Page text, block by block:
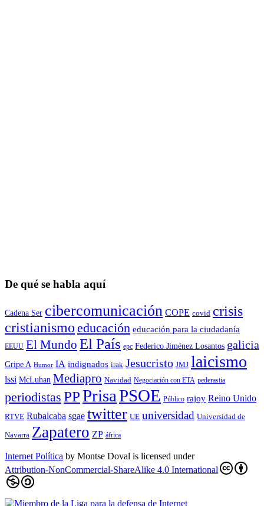
De qué se habla aquí
Cadena Ser cibercomunicación COPE covid crisis
cristianismo educación educación para la ciudadaní­a
EEUU El Mundo El País epc Federico Jiménez Losantos galicia
Gripe A Humor IA indignados irak Jesucristo JMJ laicismo
lssi McLuhan Mediapro Navidad Negociación con ETA pederastia
periodistas PPPrisaPSOE Público rajoy Reino Unido
RTVE Rubalcaba sgae twitter UE universidad Universidad de
Navarra Zapatero ZP áfrica
Internet Política by Montse Doval is licensed under
Attribution-NonCommercial-ShareAlike 4.0 International